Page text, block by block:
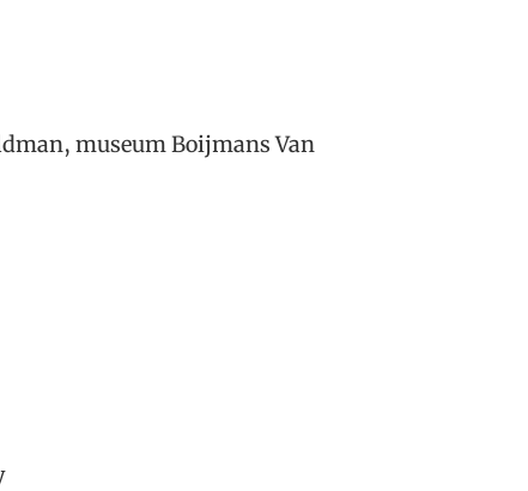
museum Boijmans Van